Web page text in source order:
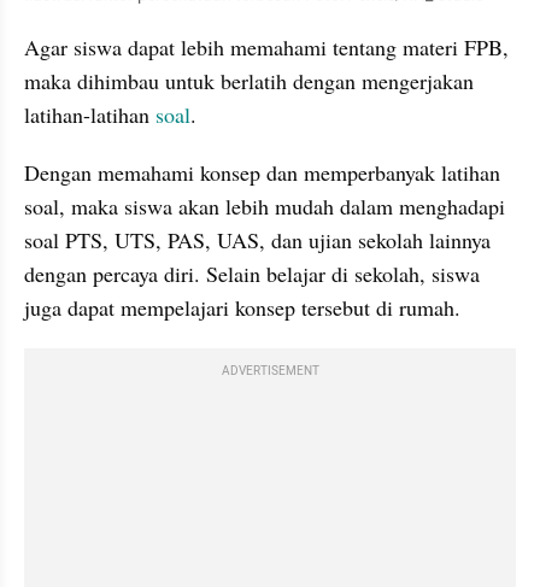
Agar siswa dapat lebih memahami tentang materi FPB,
maka dihimbau untuk berlatih dengan mengerjakan
latihan-latihan soal.
Dengan memahami konsep dan memperbanyak latihan
soal, maka siswa akan lebih mudah dalam menghadapi
soal PTS, UTS, PAS, UAS, dan ujian sekolah lainnya
dengan percaya diri. Selain belajar di sekolah, siswa
juga dapat mempelajari konsep tersebut di rumah.
ADVERTISEMENT